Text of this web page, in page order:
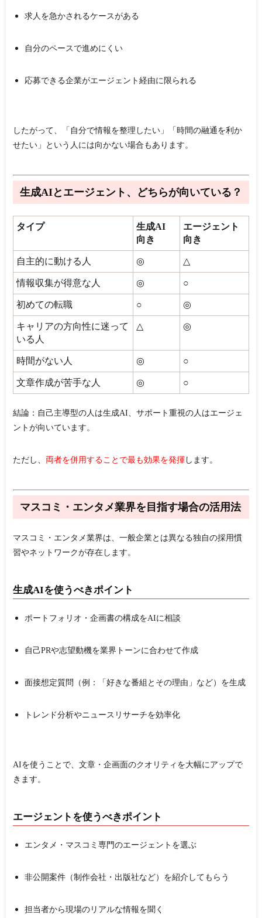
求人を急かされるケースがある
自分のペースで進めにくい
応募できる企業がエージェント経由に限られる
したがって、「自分で情報を整理したい」「時間の融通を利か
せたい」という人には向かない場合もあります。
生成AIとエージェント、どちらが向いている？
タイプ
生成AI
向き
エージェント
向き
自主的に動ける人 ◎ △
情報収集が得意な人 ◎ ○
初めての転職 ○ ◎
キャリアの方向性に迷って
いる人
△ ◎
時間がない人 ◎ ○
文章作成が苦手な人 ◎ ○
結論：自己主導型の人は生成AI、サポート重視の人はエージェ
ント が向いています。
ただし、 両者を併用することで最も効果を発揮 します。
マスコミ・エンタメ業界を目指す場合の活用法
マスコミ・エンタメ業界は、一般企業とは異なる独自の採用慣
習やネットワークが存在します。
生成AIを使うべきポイント
ポートフォリオ・企画書の構成をAIに相談
自己PRや志望動機を業界トーンに合わせて作成
面接想定質問（例：「好きな番組とその理由」など）を生成
トレンド分析やニュースリサーチを効率化
AIを使うことで、 文章・企画面のクオリティを大幅にアップで
きます。
エージェントを使うべきポイント
エンタメ・マスコミ専門のエージェントを選ぶ
非公開案件（制作会社・出版社など）を紹介してもらう
担当者から現場のリアルな情報を聞く